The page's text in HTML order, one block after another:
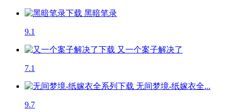
黑暗笔录
9.1
又一个案子解决了
7.1
无间梦境-纸嫁衣全...
9.7